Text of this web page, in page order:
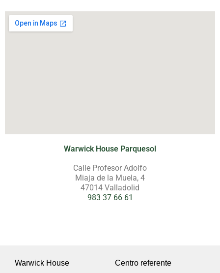
Warwick House Parquesol
Calle Profesor Adolfo
Miaja de la Muela, 4
47014 Valladolid
983 37 66 61
Warwick House Centro referente